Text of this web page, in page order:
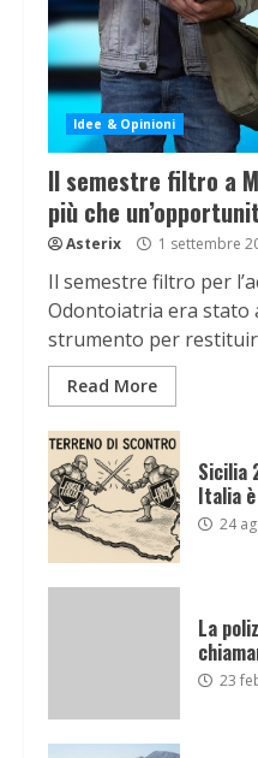
Idee & Opinioni
Il semestre filtro a
più che
Asterix 1 settembre
Il semestre filtro per
Odontoiatria era stato
strumento per
Read More
Sicilia
Italia
24
La
23